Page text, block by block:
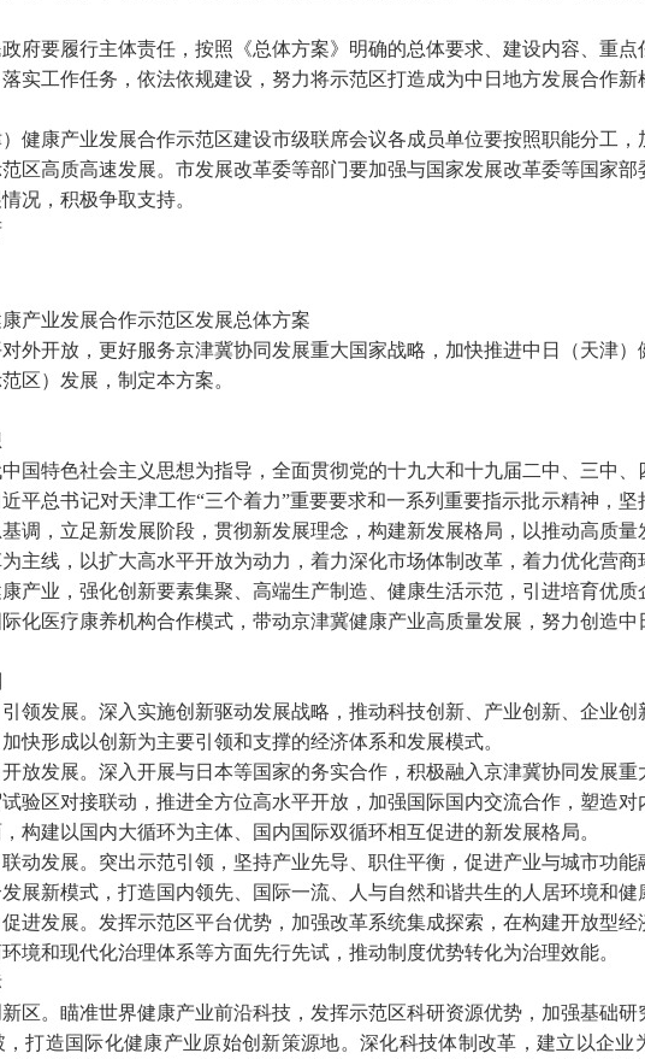
府要履行主体责任，按照《总体方案》明确的总体要求、建设内容、重点
实工作任务，依法依规建设，努力将示范区打造成为中日地方发展合作新
健康产业发展合作示范区建设市级联席会议各成员单位要按照职能分工
区高质高速发展。市发展改革委等部门要加强与国家发展改革委等国家部
况，积极争取支持。
产业发展合作示范区发展总体方案
外开放，更好服务京津冀协同发展重大国家战略，加快推进中日（天津）
区）发展，制定本方案。
国特色社会主义思想为指导，全面贯彻党的十九大和十九届二中、三中
平总书记对天津工作“三个着力”重要要求和一系列重要指示批示精神，坚
调，立足新发展阶段，贯彻新发展理念，构建新发展格局，以推动高质量
主线，以扩大高水平开放为动力，着力深化市场体制改革，着力优化营商
产业，强化创新要素集聚、高端生产制造、健康生活示范，引进培育优质
化医疗康养机构合作模式，带动京津冀健康产业高质量发展，努力创造中
领发展。深入实施创新驱动发展战略，推动科技创新、产业创新、企业创
快形成以创新为主要引领和支撑的经济体系和发展模式。
放发展。深入开展与日本等国家的务实合作，积极融入京津冀协同发展重
验区对接联动，推进全方位高水平开放，加强国际国内交流合作，塑造对
构建以国内大循环为主体、国内国际双循环相互促进的新发展格局。
动发展。突出示范引领，坚持产业先导、职住平衡，促进产业与城市功能
展新模式，打造国内领先、国际一流、人与自然和谐共生的人居环境和健
进发展。发挥示范区平台优势，加强改革系统集成探索，在构建开放型经
境和现代化治理体系等方面先行先试，推动制度优势转化为治理效能。
区。瞄准世界健康产业前沿科技，发挥示范区科研资源优势，加强基础研
打造国际化健康产业原始创新策源地。深化科技体制改革，建立以企业